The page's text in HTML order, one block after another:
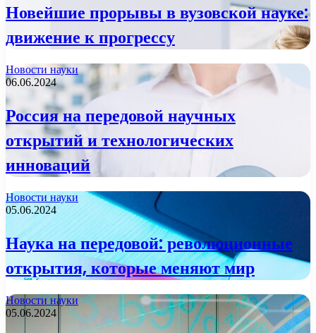
Новейшие прорывы в вузовской науке:
движение к прогрессу
Новости науки
06.06.2024
Россия на передовой научных
открытий и технологических
инноваций
Новости науки
05.06.2024
Наука на передовой: революционные
открытия, которые меняют мир
Новости науки
05.06.2024